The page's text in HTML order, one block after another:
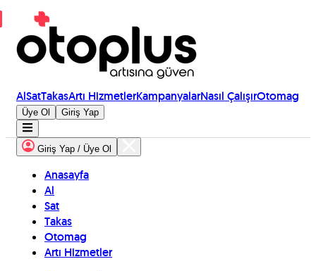
AlSatTakasArtı HizmetlerKampanyalarNasıl ÇalışırOtomag
Üye Ol Giriş Yap
Giriş Yap / Üye Ol
Anasayfa
Al
Sat
Takas
Otomag
Artı Hizmetler